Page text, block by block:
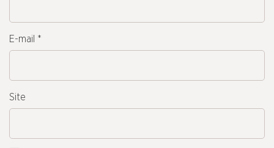
E-mail *
Site